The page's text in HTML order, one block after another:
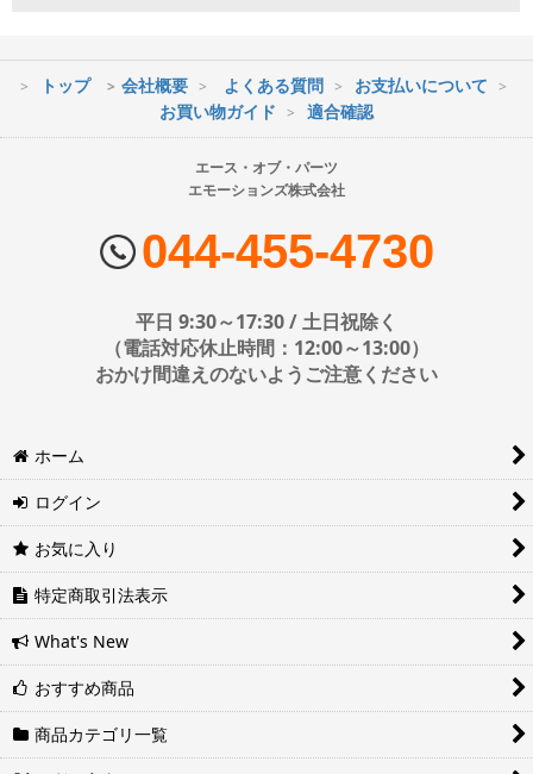
※最短到着をご希望の場合、時間指定不可の地域があります。
※配送業者の状況により荷物に遅延が生じる場合もございますので
ヤマト運輸・佐川急便・日本郵便・西濃運輸を使用しております。
配送会社はお選びいただけません。
時間指定は下記の通りです。
日時指定は4日後以降の指定となります。それ以前の日時指定をご希
望の場合は備考欄に記入をお願いします。
■地域ごとの最短配達日時について
い。
ヤマト運輸サービスレベル一覧表(PDF)
西濃運輸サービスレベル一覧表(PDF)
トップ 会社概要 よくある質問
お支払いについて
お買い物ガイド
適合確認
エース・オブ・パーツ
エモーションズ株式会社
044-455-4730
平日 9:30～17:30 / 土日祝除く
（電話対応休止時間：12:00～13:00）
おかけ間違えのないようご注意ください
ホーム
ログイン
お気に入り
特定商取引法表示
What's New
おすすめ商品
商品カテゴリ一覧